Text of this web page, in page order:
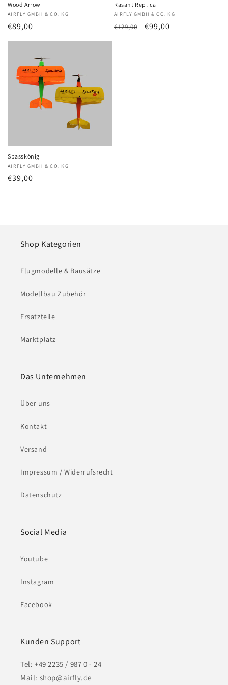
Wood Arrow
Anbieter:
AIRFLY GMBH & CO. KG
Normaler
€89,00
Rasant Replica
Anbieter:
AIRFLY GMBH & CO. KG
Normaler
€129,00 Verkaufspreis
€99,00
Spasskönig
Anbieter:
AIRFLY GMBH & CO. KG
Normaler
€39,00
Shop Kategorien
Flugmodelle & Bausätze
Modellbau Zubehör
Ersatzteile
Marktplatz
Das Unternehmen
Über uns
Kontakt
Versand
Impressum / Widerrufsrecht
Datenschutz
Social Media
Youtube
Instagram
Facebook
Kunden Support
Tel: +49 2235 / 987 0 - 24
Mail: shop@airfly.de